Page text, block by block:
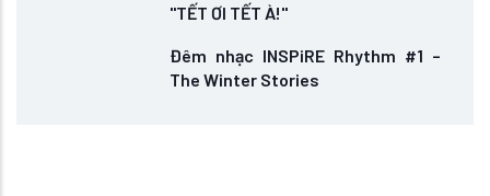
"TẾT ƠI TẾT À!"
Đêm nhạc INSPiRE Rhythm #1 –
The Winter Stories